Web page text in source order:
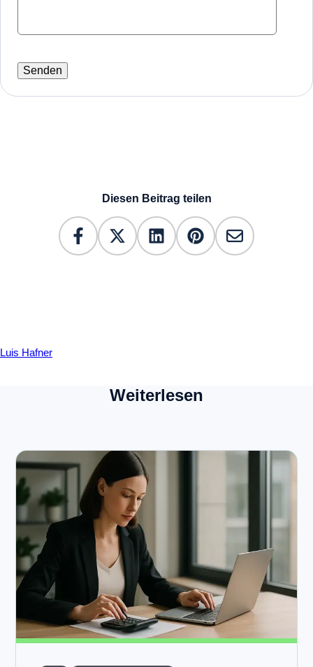
Diesen Beitrag teilen
Luis Hafner
Weiterlesen